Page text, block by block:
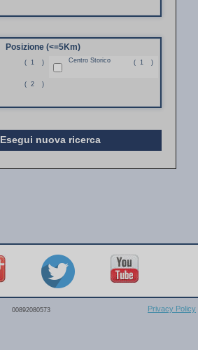
00892080573 Privacy Policy
Posizione (<=5Km)
( 1 ) Centro Storico ( 1 )
( 2 )
Esegui nuova ricerca